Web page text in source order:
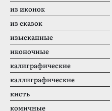
из иконок
из сказок
изысканные
иконочные
калиграфические
каллиграфические
кисть
комичные